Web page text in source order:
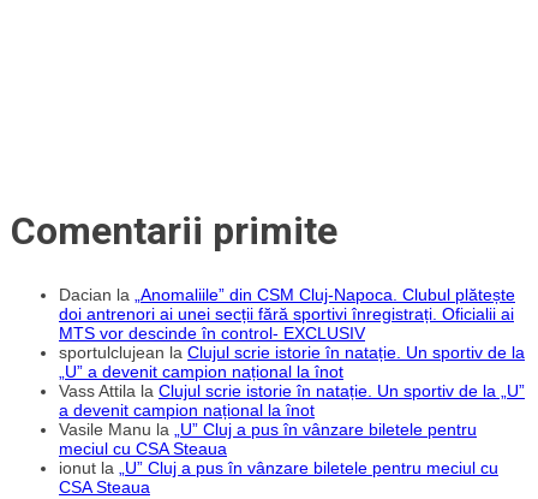
Comentarii primite
Dacian la „Anomaliile” din CSM Cluj-Napoca. Clubul plătește
doi antrenori ai unei secții fără sportivi înregistrați. Oficialii ai
MTS vor descinde în control- EXCLUSIV
sportulclujean la Clujul scrie istorie în natație. Un sportiv de la
„U” a devenit campion național la înot
Vass Attila la Clujul scrie istorie în natație. Un sportiv de la „U”
a devenit campion național la înot
Vasile Manu la „U” Cluj a pus în vânzare biletele pentru
meciul cu CSA Steaua
ionut la „U” Cluj a pus în vânzare biletele pentru meciul cu
CSA Steaua